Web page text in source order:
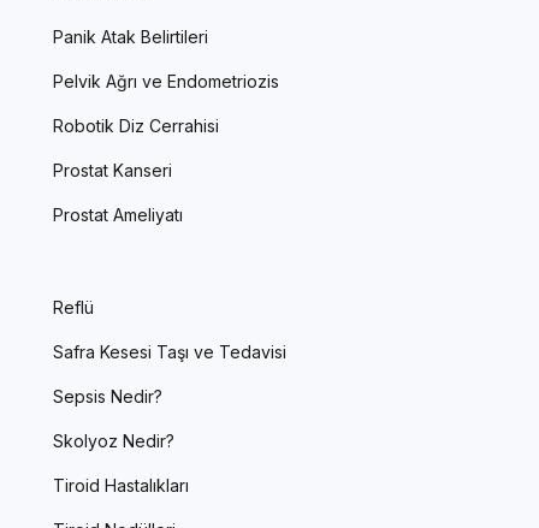
Panik Atak Belirtileri
Pelvik Ağrı ve Endometriozis
Robotik Diz Cerrahisi
Prostat Kanseri
Prostat Ameliyatı
Reflü
Safra Kesesi Taşı ve Tedavisi
Sepsis Nedir?
Skolyoz Nedir?
Tiroid Hastalıkları